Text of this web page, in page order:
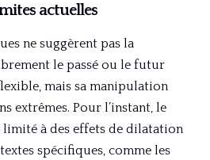
actuelles
ne suggèrent pas la
le passé ou le futur
mais sa manipulation
extrêmes. Pour l’instant, le
à des effets de dilatation
spécifiques, comme les